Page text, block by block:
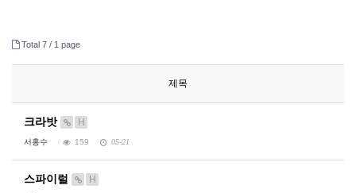
Total 7 / 1 page
제목
크라밧 H
서홍수 159 05-21
스파이럴 H